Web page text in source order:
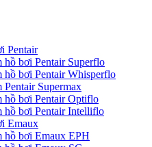
Pentair
hồ bơi Pentair Superflo
hồ bơi Pentair Whisperflo
Pentair Supermax
hồ bơi Pentair Optiflo
hồ bơi Pentair Intelliflo
Emaux
hồ bơi Emaux EPH